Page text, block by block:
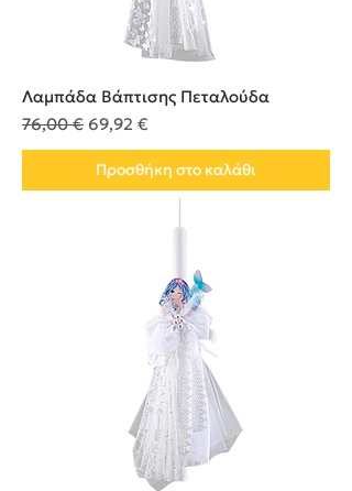
Λαμπάδα Βάπτισης Πεταλούδα
Κανονική τιμή
76,00 € Τιμή Έκπτωσης
69,92 €
Προσθήκη στο καλάθι